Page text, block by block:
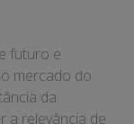
futuro e
mercado do
da
a relevância de